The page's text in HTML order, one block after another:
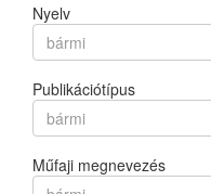
Nyelv
bármi
Publikációtípus
bármi
Műfaji megnevezés